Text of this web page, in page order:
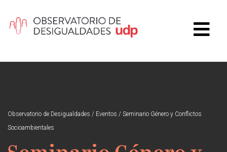
Observatorio de Desigualdades / Eventos / Seminario Género y Conflictos
Socioambientales